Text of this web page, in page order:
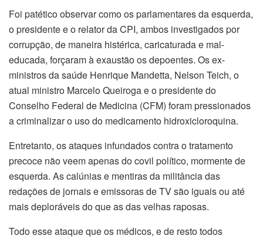
Foi patético observar como os parlamentares da esquerda,
o presidente e o relator da CPI, ambos investigados por
corrupção, de maneira histérica, caricaturada e mal-
educada, forçaram à exaustão os depoentes. Os ex-
ministros da saúde Henrique Mandetta, Nelson Teich, o
atual ministro Marcelo Queiroga e o presidente do
Conselho Federal de Medicina (CFM) foram pressionados
a criminalizar o uso do medicamento hidroxicloroquina.
Entretanto, os ataques infundados contra o tratamento
precoce não veem apenas do covil político, mormente de
esquerda. As calúnias e mentiras da militância das
redações de jornais e emissoras de TV são iguais ou até
mais deploráveis do que as das velhas raposas.
Todo esse ataque que os médicos, e de resto todos